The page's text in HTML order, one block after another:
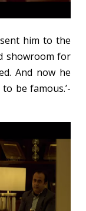
him to the
showroom for
And now he
be famous.’-